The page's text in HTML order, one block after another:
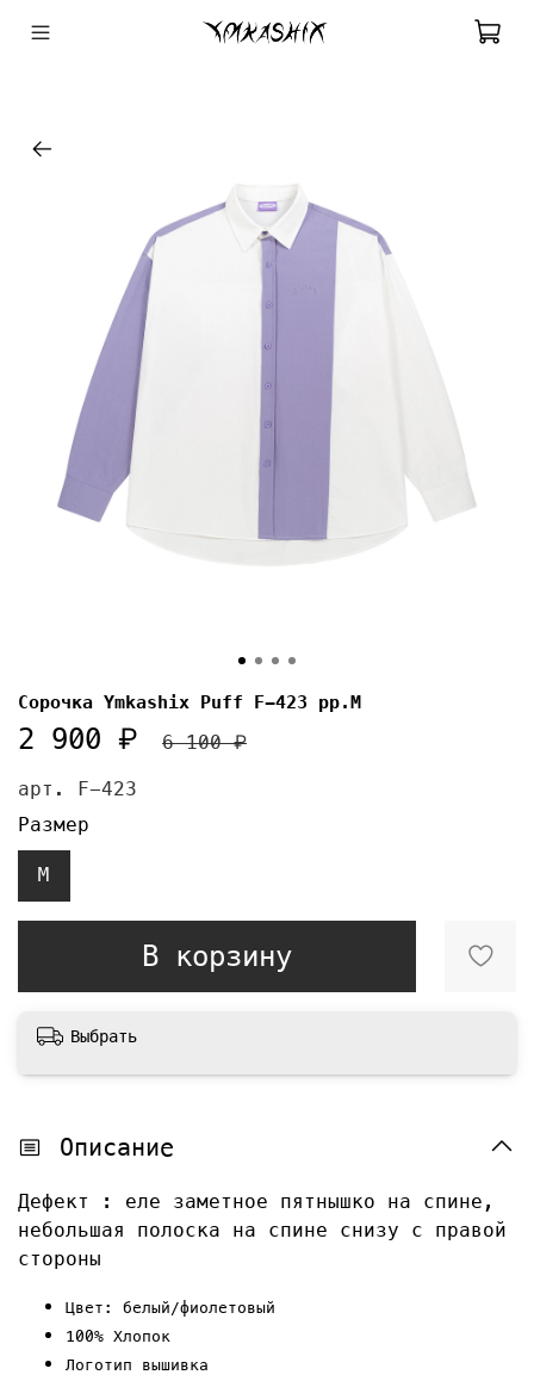
арт. F-423
Сорочка Ymkashix Puff F-423 pp.М
2 900 ₽ 6 100 ₽
В корзину
Размер
M
Выбрать
Описание
Дефект : еле заметное пятнышко на спине,
небольшая полоска на спине снизу с правой
стороны
Цвет: белый/фиолетовый
100% Хлопок
Логотип вышивка